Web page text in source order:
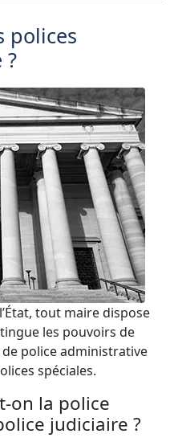
polices
?
tout maire dispose
les pouvoirs de
police administrative
spéciales.
on la police
judiciaire ?